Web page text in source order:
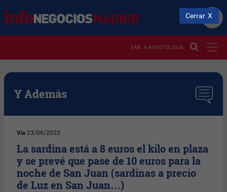
SÁB. 8 AGOSTO 2026
Y Además
Vie 23/06/2023
La sardina está a 8 euros el kilo en plaza
y se prevé que pase de 10 euros para la
noche de San Juan (sardinas a precio
de Luz en San Juan…)
Cerrar